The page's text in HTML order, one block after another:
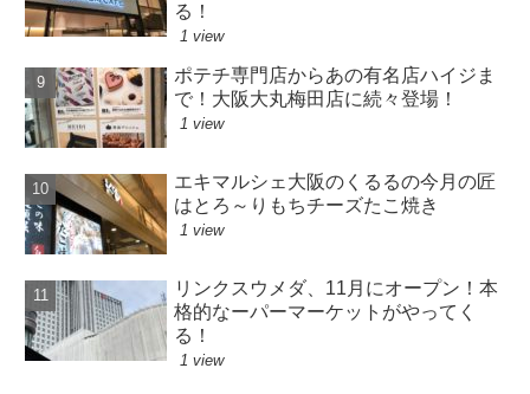
る！
1 view
ポテチ専門店からあの有名店ハイジま
で！大阪大丸梅田店に続々登場！
1 view
エキマルシェ大阪のくるるの今月の匠
はとろ～りもちチーズたこ焼き
1 view
リンクスウメダ、11月にオープン！本
格的なーパーマーケットがやってく
る！
1 view